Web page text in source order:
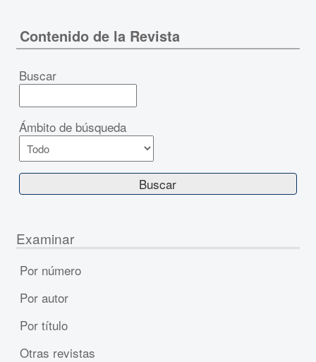
Contenido de la Revista
Buscar
Ámbito de búsqueda
Examinar
Por número
Por autor
Por título
Otras revistas